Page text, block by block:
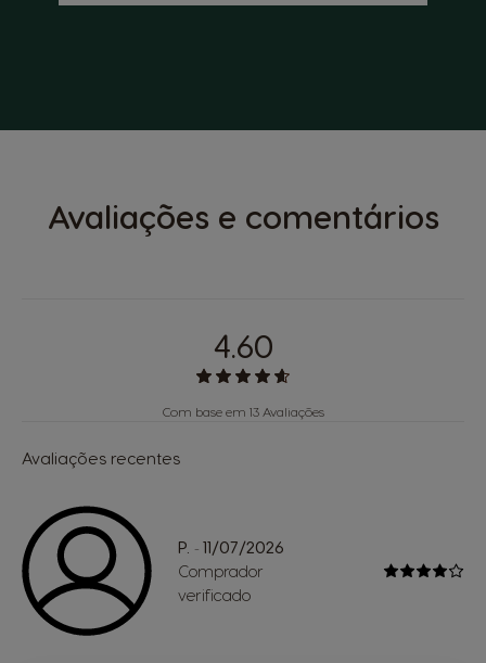
Avaliações e comentários
4.60
Com base em 13 Avaliações
Avaliações recentes
P. - 11/07/2026
Comprador
verificado